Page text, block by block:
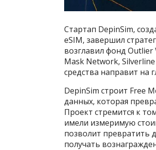
Стартап DepinSim,
eSIM, завершил
возглавил фонд
Mask Network,
средства направит на
DepinSim строит Free
данных, которая
Проект стремится к
имели измеримую
позволит превратить
получать